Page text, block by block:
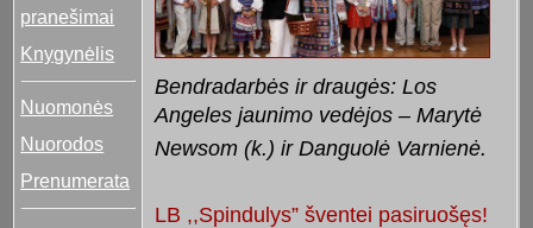
pranešimai
Knygynėlis
Nuomonės
Nuorodos
Prenumerata
Bendradarbės ir draugės: Los
Angeles jaunimo vedėjos – Marytė
Newsom (k.) ir Danguolė Varnienė.
LB ,,Spindulys” šventei pasiruošęs!